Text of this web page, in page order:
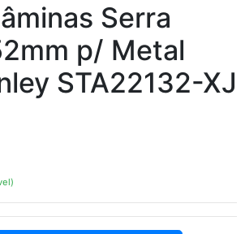
Serra
p/ Metal
STA22132-XJ